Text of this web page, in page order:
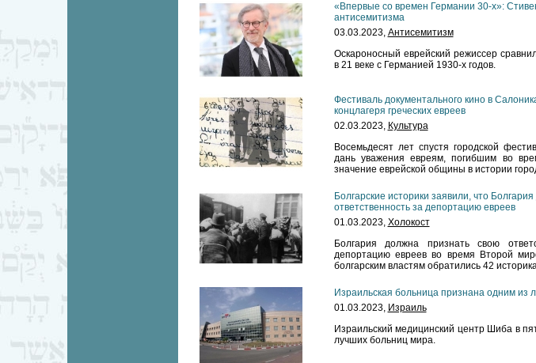
«Впервые со времен Германии 30-х»:
антисемитизма
03.03.2023, Антисемитизм
Оскароносный еврейский режиссер
в 21 веке с Германией 1930-х годов.
Фестиваль документального кино в
концлагеря греческих евреев
02.03.2023, Культура
Восемьдесят лет спустя городской
дань уважения евреям, погибшим во
значение еврейской общины в истории
Болгарские историки заявили, что
ответственность за депортацию евреев
01.03.2023, Холокост
Болгария должна признать свою
депортацию евреев во время Второй
болгарским властям обратились 42
Израильская больница признана одним из
01.03.2023, Израиль
Израильский медицинский центр Шиба в
лучших больниц мира.